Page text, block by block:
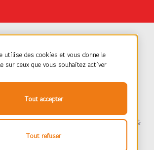
Politique de
confidentialité
Plan du
PROPULSEZ &
utilise des cookies et vous donne le
sur ceux que vous souhaitez activer
Tout accepter
Tout refuser